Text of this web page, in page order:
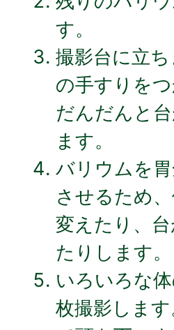
す。
撮影台に立
の手すりをつ
だんだんと
ます。
バリウムを
させるため
変えたり、
たりします。
いろいろな
枚撮影しま